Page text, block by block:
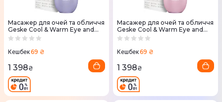
Масажер для очей та обличчя
Geske Cool & Warm Eye and
Face Massager 7 в 1
Кешбек69 ₴
1 398₴
Масажер для очей та обличчя
Geske Cool & Warm Eye and
Face Massager 7 в 1 Рожевий
Кешбек69 ₴
1 398₴